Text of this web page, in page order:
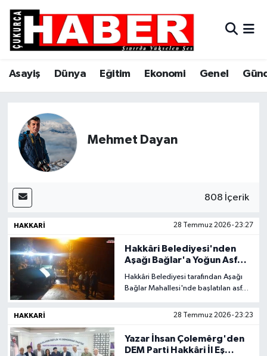
Asayiş Dünya Eğitim Ekonomi Genel
Mehmet Dayan
808 İçerik
HAKKARI 28 Temmuz 2026 - 23:27
Hakkâri Belediyesi'nden
Aşağı Bağlar'a Yoğun Asfalt
Hakkâri Belediyesi tarafından Aşağı
Bağlar Mahallesi'nde başlatılan asfalt
devam ediyor. Yaklaşık 5 bin nüfusun
çalışmalar ikinci haftasına girdi.
HAKKARI 28 Temmuz 2026 - 23:23
Yazar İhsan Çolemêrg'den
DEM Parti Hakkâri İl Eş
Asayiş
Dünya
Ekonomi
Genel
Hakkari
Siyaset
Son Dakika
Teknoloji
Yaşam
Hava Durumu
Trafik Durumu
Tüm Manşetler
Son Dakika Haberleri